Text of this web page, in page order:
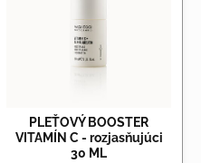
PLEŤOVÝ BOOSTER
VITAMÍN C - rozjasňujúci
30 ML